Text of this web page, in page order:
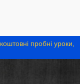
пробні уроки,